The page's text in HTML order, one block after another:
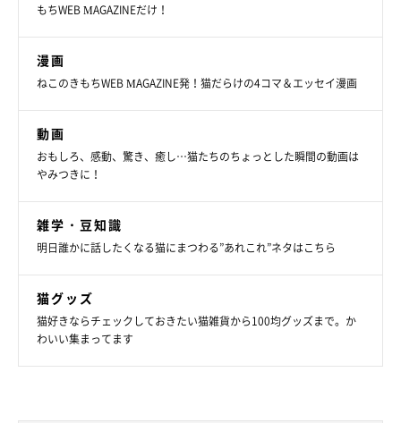
もちWEB MAGAZINEだけ！
漫画
ねこのきもちWEB MAGAZINE発！猫だらけの4コマ＆エッセイ漫画
動画
おもしろ、感動、驚き、癒し…猫たちのちょっとした瞬間の動画は
やみつきに！
雑学・豆知識
明日誰かに話したくなる猫にまつわる”あれこれ”ネタはこちら
猫グッズ
猫好きならチェックしておきたい猫雑貨から100均グッズまで。か
わいい集まってます